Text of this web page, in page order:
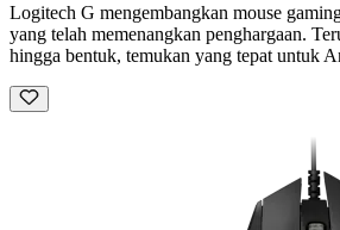
Logitech G mengembangkan mouse
yang telah memenangkan penghargaan.
hingga bentuk, temukan yang tepat untuk